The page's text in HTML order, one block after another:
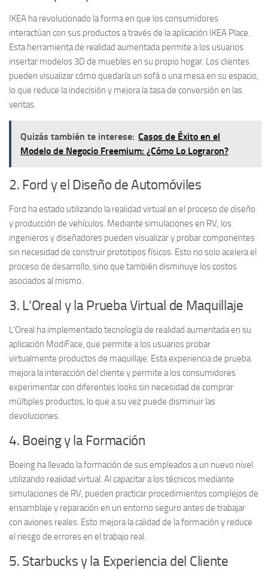
IKEA ha revolucionado la forma en que los consumidores
interactúan con sus productos a través de la aplicación IKEA Place.
Esta herramienta de realidad aumentadapermite a los usuarios
insertar modelos 3D de muebles en su propio hogar. Los clientes
pueden visualizar cómo quedaría un sofá o una mesa en su espacio,
lo que reduce la indecisión y mejora la tasa de conversión en las
ventas.
Quizás también te interese: Casos de Éxito en el
Modelo de Negocio Freemium: ¿Cómo Lo Lograron?
2. Ford y el Diseño de Automóviles
Ford ha estado utilizando larealidad virtual en el proceso de diseño
y producción de vehículos. Mediante simulaciones en RV, los
ingenieros y diseñadores pueden visualizar y probar componentes
sin necesidad de construir prototipos físicos. Esto no solo acelera el
proceso de desarrollo, sino que también disminuye los costos
asociados al mismo.
3. L’Oreal y la Prueba Virtual de Maquillaje
L’Oreal ha implementado tecnología de realidad aumentadaen su
aplicación ModiFace, que permite a los usuarios probar
virtualmente productos de maquillaje. Esta experiencia de prueba
mejora la interacción del cliente y permite a los consumidores
experimentar con diferentes looks sin necesidad de comprar
múltiples productos, lo que a su vez puede disminuir las
devoluciones.
4. Boeing y la Formación
Boeing ha llevado la formación de sus empleados a un nuevo nivel
utilizando realidad virtual. Al capacitar a los técnicos mediante
simulaciones de RV, pueden practicar procedimientos complejos de
ensamblaje y reparación en un entorno seguro antes de trabajar
con aviones reales. Esto mejora la calidad de la formación y reduce
el riesgo de errores en el trabajo real.
5. Starbucks y la Experiencia del Cliente